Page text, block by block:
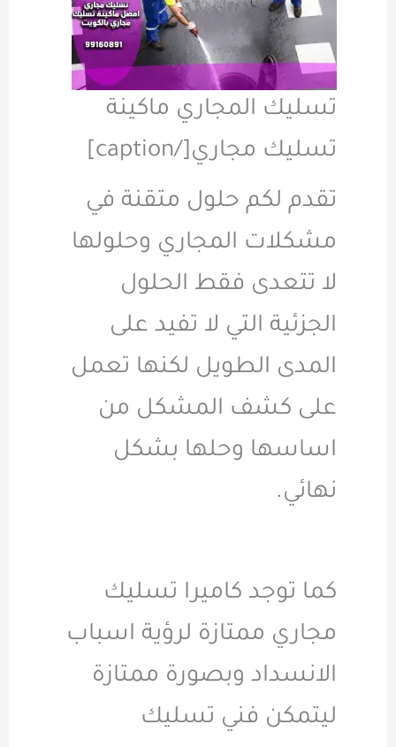
تسليك المجاري ماكينة
تسليك مجاري[/caption]
تقدم لكم حلول متقنة في
مشكلات المجاري وحلولها
لا تتعدى فقط الحلول
الجزئية التي لا تفيد على
المدى الطويل لكنها تعمل
على كشف المشكل من
اساسها وحلها بشكل
نهائي.
كما توجد كاميرا تسليك
مجاري ممتازة لرؤية اسباب
الانسداد وبصورة ممتازة
ليتمكن فني تسليك